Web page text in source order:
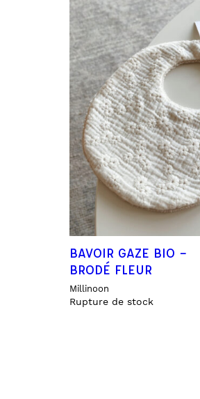
SPRAY TEXTILES
SUSPENSIONS PARFUMÉES
TABLEAUX D’APPRENTISSAGES
BAVOIR GAZE BIO –
BRODÉ FLEUR
Millinoon
Rupture de stock